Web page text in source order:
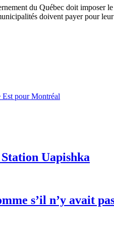
du Québec doit imposer
doivent payer pour
Est pour Montréal
Uapishka
s’il n’y avait